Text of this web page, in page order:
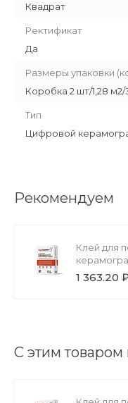
Квадрат
Ректификат
Да
Размеры упаковки
Коробка 2 шт/1,28 м2/
Тип
Цифровой
Рекомендуем
Клей для
1 363.20
С этим товаром